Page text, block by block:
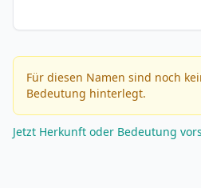
Für diesen Namen sind noch
Bedeutung hinterlegt.
Jetzt Herkunft oder Bedeutung